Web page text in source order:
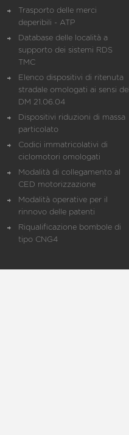
Trasporto delle merci
deperibili - ATP
Database delle località a
supporto dei sistemi RDS
TMC
Elenco dispositivi di ritenuta
stradale omologati ai sensi del
DM 21.06.04
Dispositivi riduzioni di massa
particolato
Codici immatricolativi di
ciclomotori omologati
Modalità di collegamento al
CED motorizzazione
Modalità operative per il
rinnovo delle patenti
Riqualificazione bombole di
tipo CNG4